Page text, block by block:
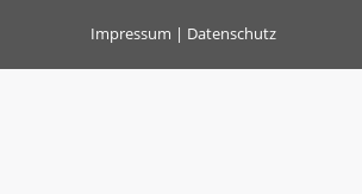
Impressum | Datenschutz